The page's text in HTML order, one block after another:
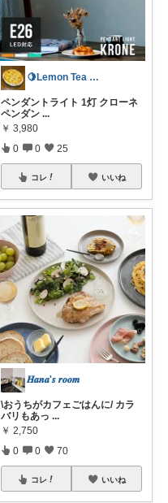
🍋Lemon Tea インテリア☕️
ペンダントライト 1灯 クローネ
ペンダン ...
￥ 3,980
0 0 25
コレ いいね
𝑯𝒂𝒏𝒂'𝒔 𝒓𝒐𝒐𝒎
\おうちがカフェごはんに/ カラ
バリもあっ ...
￥ 2,750
0 0 70
コレ いいね